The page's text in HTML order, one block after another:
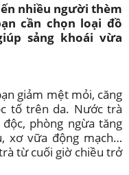
nhiều người thèm
cần chọn loại đồ
sảng khoái vừa
giảm mệt mỏi, căng
tố trên da. Nước trà
phòng ngừa tăng
xơ vữa động mạch…
từ cuối giờ chiều trở